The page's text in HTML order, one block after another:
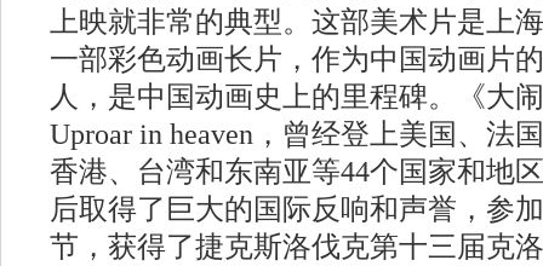
上映就非常的典型。这部美术片是上
一部彩色动画长片，作为中国动画片
人，是中国动画史上的里程碑。《大
Uproar in heaven，曾经登上美国、法
香港、台湾和东南亚等44个国家和地
后取得了巨大的国际反响和声誉，参
节，获得了捷克斯洛伐克第十三届克